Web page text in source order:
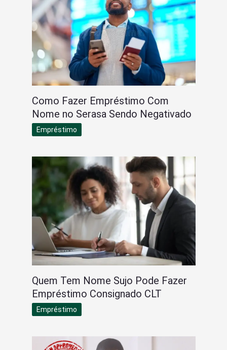
Como Fazer Empréstimo Com
Nome no Serasa Sendo Negativado
Empréstimo
Quem Tem Nome Sujo Pode Fazer
Empréstimo Consignado CLT
Empréstimo